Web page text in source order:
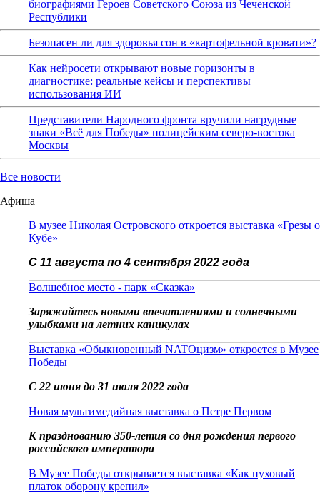
биографиями Героев Советского Союза из Чеченской
Республики
Безопасен ли для здоровья сон в «картофельной кровати»?
Как нейросети открывают новые горизонты в
диагностике: реальные кейсы и перспективы
использования ИИ
Представители Народного фронта вручили нагрудные
знаки «Всё для Победы» полицейским северо-востока
Москвы
Все новости
Афиша
В музее Николая Островского откроется выставка «Грезы о
Кубе»
С 11 августа по 4 сентября 2022 года
Волшебное место - парк «Сказка»
Заряжайтесь новыми впечатлениями и солнечными
улыбками на летних каникулах
Выставка «Обыкновенный NATOцизм» откроется в Музее
Победы
С 22 июня до 31 июля 2022 года
Новая мультимедийная выставка о Петре Первом
К празднованию 350-летия со дня рождения первого
российского императора
В Музее Победы открывается выставка «Как пуховый
платок оборону крепил»